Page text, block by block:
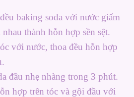
baking soda với nước giấm
thành hỗn hợp sền sệt.
với nước, thoa đều hỗn hợp
đầu nhẹ nhàng trong 3 phút.
hợp trên tóc và gội đầu với